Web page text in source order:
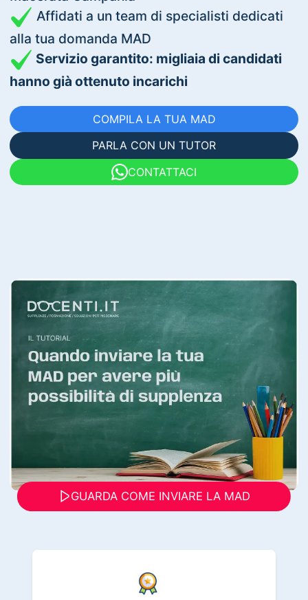
Affidati a un team di specialisti dedicati
alla tua domanda MAD
Servizio garantito: migliaia di candidati
hanno già ottenuto incarichi
COMPILA LA TUA MAD
PARLA CON UN TUTOR
CONTATTACI
GUARDA COME INVIARE LA MAD